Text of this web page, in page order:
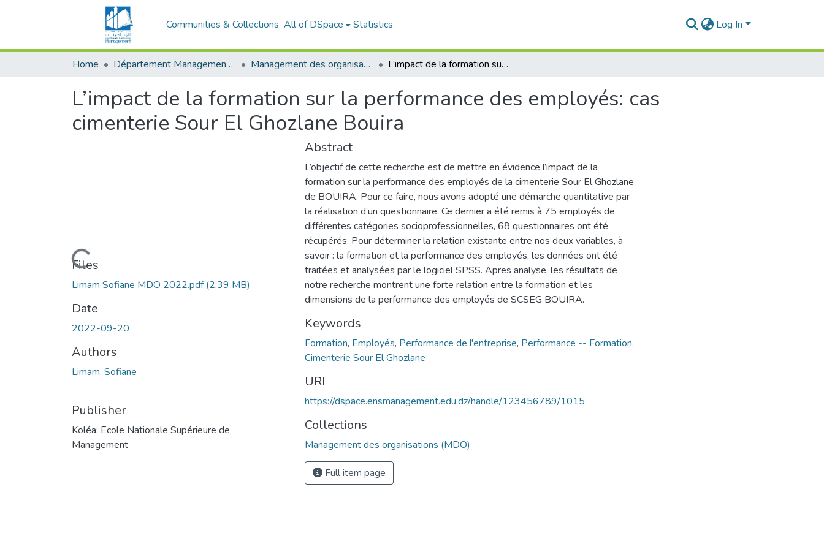
Communities & Collections All of DSpace Statistics Log In
Home Département Management Des Organisations Management des organisations (MDO) L’impact de la formation sur la performance des employés: cas cimenterie Sour El Ghozlane Bouira
L’impact de la formation sur la performance des employés: cas
cimenterie Sour El Ghozlane Bouira
Loading...
Files
Limam Sofiane MDO 2022.pdf(2.39 MB)
Date
2022-09-20
Authors
Limam, Sofiane
Publisher
Koléa: Ecole Nationale Supérieure de
Management
Abstract
L’objectif de cette recherche est de mettre en évidence l’impact de la
formation sur la performance des employés de la cimenterie Sour El Ghozlane
de BOUIRA. Pour ce faire, nous avons adopté une démarche quantitative par
la réalisation d’un questionnaire. Ce dernier a été remis à 75 employés de
différentes catégories socioprofessionnelles, 68 questionnaires ont été
récupérés. Pour déterminer la relation existante entre nos deux variables, à
savoir : la formation et la performance des employés, les données ont été
traitées et analysées par le logiciel SPSS. Apres analyse, les résultats de
notre recherche montrent une forte relation entre la formation et les
dimensions de la performance des employés de SCSEG BOUIRA.
Keywords
Formation, Employés, Performance de l'entreprise, Performance -- Formation,
Cimenterie Sour El Ghozlane
URI
https://dspace.ensmanagement.edu.dz/handle/123456789/1015
Collections
Management des organisations (MDO)
Full item page